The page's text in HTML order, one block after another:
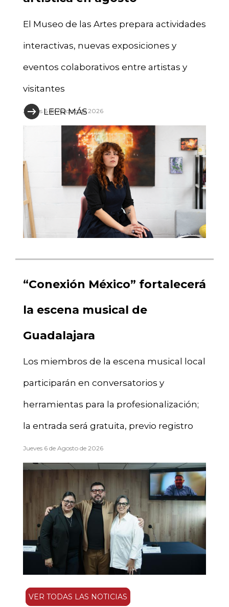
El Museo de las Artes prepara actividades
interactivas, nuevas exposiciones y
eventos colaborativos entre artistas y
visitantes
Jueves 6 de Agosto de 2026
LEER MÁS
“Conexión México” fortalecerá
la escena musical de
Guadalajara
Los miembros de la escena musical local
participarán en conversatorios y
herramientas para la profesionalización;
la entrada será gratuita, previo registro
Jueves 6 de Agosto de 2026
VER TODAS LAS NOTICIAS